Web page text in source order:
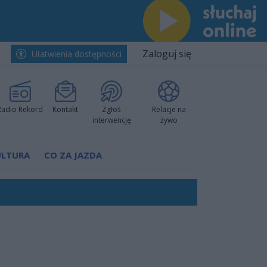
Ułatwienia dostępności Zaloguj się
Rekord Kontakt
Zgłoś
interwencję
Relacje na
żywo
CO ZA JAZDA